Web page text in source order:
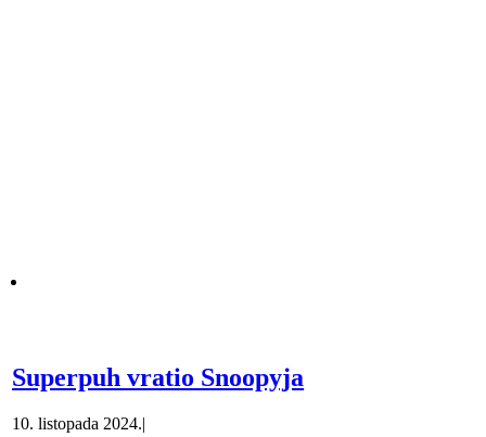
Superpuh vratio Snoopyja
10. listopada 2024.|